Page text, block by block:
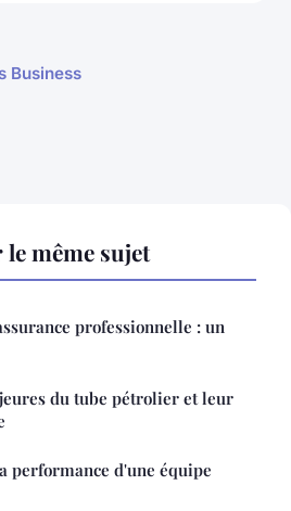
Business
même sujet
professionnelle : un
du tube pétrolier et leur
performance d'une équipe